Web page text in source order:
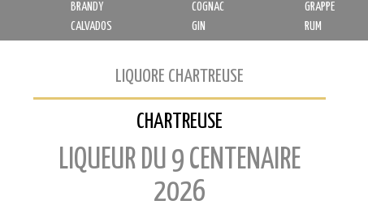
BRANDY
CALVADOS
COGNAC
GIN
GRAPPE
RUM
LIQUORE CHARTREUSE
CHARTREUSE
LIQUEUR DU 9 CENTENAIRE
2026